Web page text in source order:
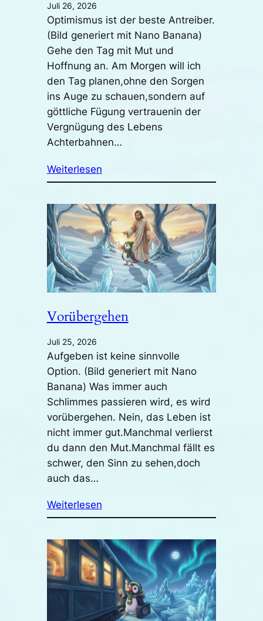
Juli 26, 2026
Optimismus ist der beste Antreiber.
(Bild generiert mit Nano Banana)
Gehe den Tag mit Mut und
Hoffnung an. Am Morgen will ich
den Tag planen,ohne den Sorgen
ins Auge zu schauen,sondern auf
göttliche Fügung vertrauenin der
Vergnügung des Lebens
Achterbahnen…
Weiterlesen
Vorübergehen
Juli 25, 2026
Aufgeben ist keine sinnvolle
Option. (Bild generiert mit Nano
Banana) Was immer auch
Schlimmes passieren wird, es wird
vorübergehen. Nein, das Leben ist
nicht immer gut.Manchmal verlierst
du dann den Mut.Manchmal fällt es
schwer, den Sinn zu sehen,doch
auch das…
Weiterlesen